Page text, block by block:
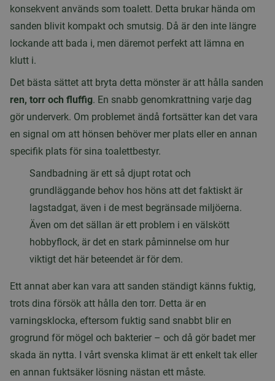
konsekvent används som toalett. Detta brukar hända om
sanden blivit kompakt och smutsig. Då är den inte längre
lockande att bada i, men däremot perfekt att lämna en
klutt i.
Det bästa sättet att bryta detta mönster är att hålla sanden
ren, torr och fluffig. En snabb genomkrattning varje dag
gör underverk. Om problemet ändå fortsätter kan det vara
en signal om att hönsen behöver mer plats eller en annan
specifik plats för sina toalettbestyr.
Sandbadning är ett så djupt rotat och
grundläggande behov hos höns att det faktiskt är
lagstadgat, även i de mest begränsade miljöerna.
Även om det sällan är ett problem i en välskött
hobbyflock, är det en stark påminnelse om hur
viktigt det här beteendet är för dem.
Ett annat aber kan vara att sanden ständigt känns fuktig,
trots dina försök att hålla den torr. Detta är en
varningsklocka, eftersom fuktig sand snabbt blir en
grogrund för mögel och bakterier – och då gör badet mer
skada än nytta. I vårt svenska klimat är ett enkelt tak eller
en annan fuktsäker lösning nästan ett måste.